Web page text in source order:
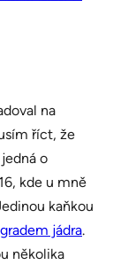
na
říct, že
o
kde u mně
kaňkou
jádra.
několika